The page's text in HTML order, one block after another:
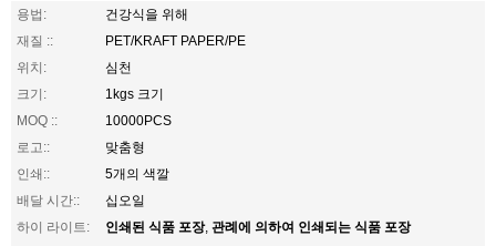
용법:
건강식을 위해
재질 ::
PET/KRAFT PAPER/PE
위치:
심천
크기:
1kgs 크기
MOQ ::
10000PCS
로고::
맞춤형
인쇄::
5개의 색깔
배달 시간::
십오일
하이 라이트:
인쇄된 식품 포장, 관례에 의하여 인쇄되는 식품 포장